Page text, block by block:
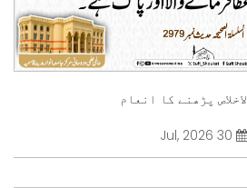
پڑھنے کا انعام